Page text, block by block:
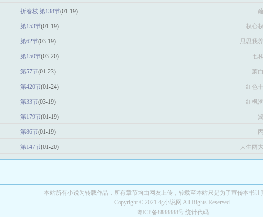
折春枝 第138节(01-19)
第153节(01-19) 权心
第62节(03-19) 思思我
第150节(03-20) 七
第57节(01-23) 萧
第420节(01-24) 红色
第33节(03-19) 红枫
第179节(01-19)
第86节(01-19)
第147节(01-20) 人生两
本站所有小说为转载作品，所有章节均由网友上传，转载至本站只是为了宣传本书让
Copyright © 2021 4g小说网 All Rights Reserved.
粤ICP备8888888号 统计代码